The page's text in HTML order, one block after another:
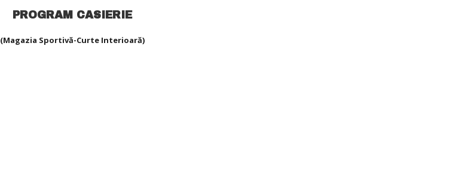
PROGRAM CASIERIE
(Magazia Sportivă-Curte Interioară)